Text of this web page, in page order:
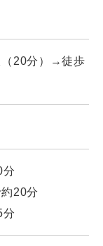
（20分）→徒歩
分
20分
分